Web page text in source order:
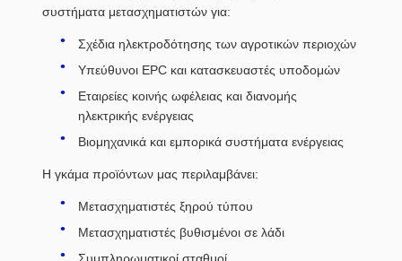
συστήματα μετασχηματιστών για:
Σχέδια ηλεκτροδότησης των αγροτικών περιοχών
Υπεύθυνοι EPC και κατασκευαστές υποδομών
Εταιρείες κοινής ωφέλειας και διανομής
ηλεκτρικής ενέργειας
Βιομηχανικά και εμπορικά συστήματα ενέργειας
Η γκάμα προϊόντων μας περιλαμβάνει:
Μετασχηματιστές ξηρού τύπου
Μετασχηματιστές βυθισμένοι σε λάδι